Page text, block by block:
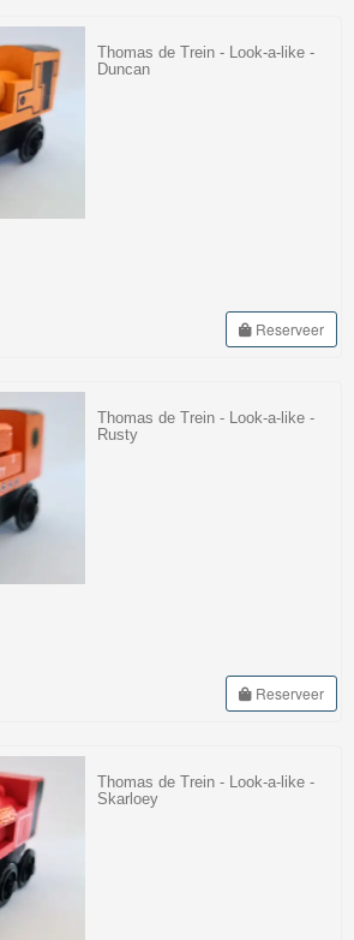
Thomas de Trein - Look-a-like -
Duncan
Reserveer
Thomas de Trein - Look-a-like -
Rusty
Reserveer
Thomas de Trein - Look-a-like -
Skarloey